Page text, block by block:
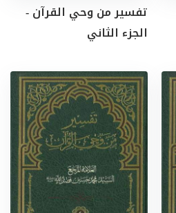
تفسير من وحي القرآن -
الجزء الثاني